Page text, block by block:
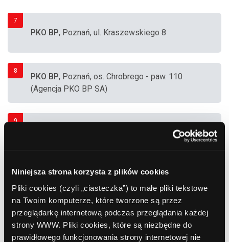
Niniejsza strona korzysta z plików cookies
Pliki cookies (czyli „ciasteczka”) to małe pliki tekstowe
na Twoim komputerze, które tworzone są przez
przeglądarkę internetową podczas przeglądania każdej
strony WWW. Pliki cookies, które są niezbędne do
prawidłowego funkcjonowania strony internetowej nie
7
PKO BP, Poznań, ul. Kraszewskiego 8
8
PKO BP, Poznań, os. Chrobrego - paw. 110
(Agencja PKO BP SA)
9
, Poznań, Dąbrowskiego 57
10
Bank Zachodni WBK , Poznań, Fredry 12
11
Euro Bank SA , Poznań, Św. Marcin 19